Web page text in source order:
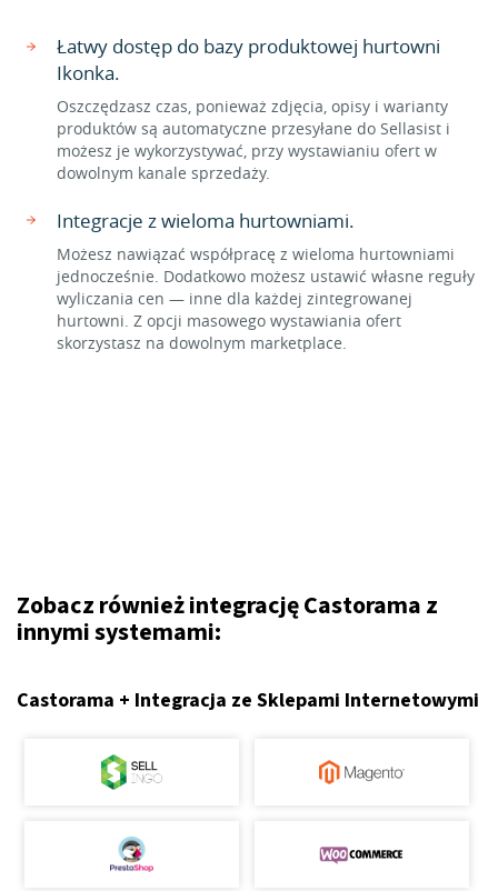
Łatwy dostęp do bazy produktowej hurtowni
Ikonka.
Oszczędzasz czas, ponieważ zdjęcia, opisy i warianty
produktów są automatyczne przesyłane do Sellasist i
możesz je wykorzystywać, przy wystawianiu ofert w
dowolnym kanale sprzedaży.
Integracje z wieloma hurtowniami.
Możesz nawiązać współpracę z wieloma hurtowniami
jednocześnie. Dodatkowo możesz ustawić własne reguły
wyliczania cen — inne dla każdej zintegrowanej
hurtowni. Z opcji masowego wystawiania ofert
skorzystasz na dowolnym marketplace.
Zobacz również integrację Castorama z
innymi systemami:
Castorama + Integracja ze Sklepami Internetowymi